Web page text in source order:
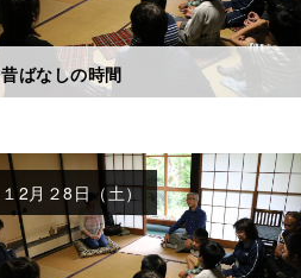
昔ばなしの時間
１2月２8日（土）